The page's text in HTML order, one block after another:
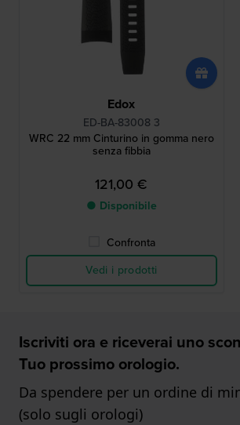
Edox
ED-BA-83008 3
WRC 22 mm Cinturino in gomma nero
senza fibbia
121,00 €
● Disponibile
Confronta
Vedi i prodotti
Iscriviti ora e riceverai uno
Tuo prossimo orologio.
Da spendere per un ordine di
(solo sugli orologi)